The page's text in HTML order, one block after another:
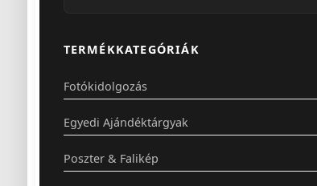
TERMÉKKATEGÓRIÁK
Fotókidolgozás
Egyedi Ajándéktárgyak
Poszter & Falikép